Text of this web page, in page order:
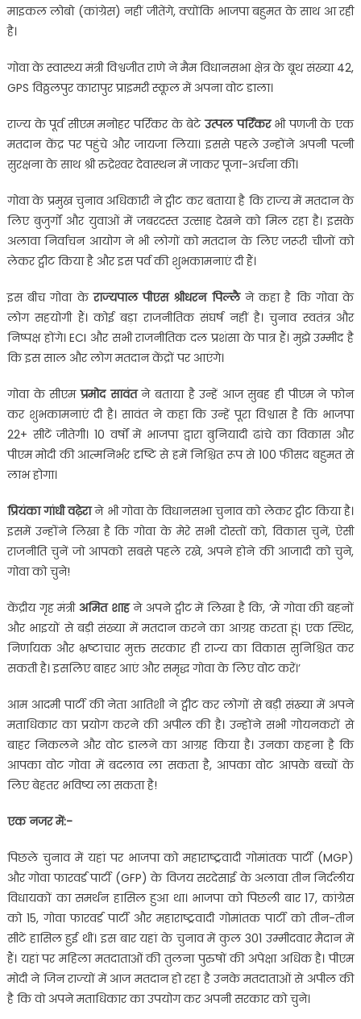
माइकल लोबो (कांग्रेस) नहीं जीतेंगे, क्योंकि भाजपा बहुमत के साथ आ रही
है।
गोवा के स्वास्थ्य मंत्री विश्वजीत राणे ने मैम विधानसभा क्षेत्र के बूथ संख्या 42,
GPS विठ्ठलपुर कारापुर प्राइमरी स्कूल में अपना वोट डाला।
राज्‍य के पूर्व सीएम मनोहर पर्रिकर के बेटेउत्‍पल पर्रिकरभी पणजी के एक
मतदान केंद्र पर पहुंचे और जायजा लिया। इससे पहले उन्‍होंने अपनी पत्‍नी
सुरक्षना के साथ श्री रुद्रेश्‍वर देवास्‍थन में जाकर पूजा-अर्चना की।
गोवा के प्रमुख चुनाव अधिकारी ने ट्वीट कर बताया है कि राज्‍य में मतदान के
लिए बुजुर्गों और युवाओं में जबरदस्‍त उत्‍साह देखने को मिल रहा है। इसके
अलावा निर्वाचन आयोग ने भी लोगों को मतदान के लिए जरूरी चीजों को
लेकर ट्वीट किया है और इस पर्व की शुभकामनाएं दी हैं।
इस बीच गोवा केराज्‍यपाल पीएस श्रीधरन पिल्‍लैने कहा है कि गोवा के
लोग सहयोगी हैं। कोई बड़ा राजनीतिक संघर्ष नहीं है। चुनाव स्वतंत्र और
निष्पक्ष होंगे। ECI और सभी राजनीतिक दल प्रशंसा के पात्र हैं। मुझे उम्मीद है
कि इस साल और लोग मतदान केंद्रों पर आएंगे।
गोवा के सीएमप्रमोद सावंतने बताया है उन्‍हें आज सुबह ही पीएम ने फोन
कर शुभकामनाएं दी है। सावंत ने कहा कि उन्‍हें पूरा विश्वास है कि भाजपा
22+ सीटें जीतेगी। 10 वर्षों में भाजपा द्वारा बुनियादी ढांचे का विकास और
पीएम मोदी की आत्मनिर्भर दृष्टि से हमें निश्चित रूप से 100 फीसद बहुमत से
लाभ होगा।
प्रियंका गांधी वढ़ेराने भी गोवा के विधानसभा चुनाव को लेकर ट्वीट किया है।
इसमें उन्‍होंंने लिखा है कि गोवा के मेरे सभी दोस्तों को, विकास चुनें, ऐसी
राजनीति चुनें जो आपको सबसे पहले रखे, अपने होने की आजादी को चुने,
गोवा को चुने!
केंद्रीय गृह मंत्री अमित शाहने अपने ट्वीट में लिखा है कि, ‘मैं गोवा की बहनों
और भाइयों से बड़ी संख्या में मतदान करने का आग्रह करता हूं। एक स्थिर,
निर्णायक और भ्रष्टाचार मुक्त सरकार ही राज्य का विकास सुनिश्चित कर
सकती है। इसलिए बाहर आएं और समृद्ध गोवा के लिए वोट करें।’
आम आदमी पार्टी की नेता आतिशी ने ट्वीट कर लोगों से बड़ी संख्‍या में अपने
मताधिकार का प्रयोग करने की अपील की है। उन्‍होंने सभी गोयनकरों से
बाहर निकलने और वोट डालने का आग्रह किया है। उनका कहना है कि
आपका वोट गोवा में बदलाव ला सकता है, आपका वोट आपके बच्चों के
लिए बेहतर भविष्य ला सकता है!
एक नजर में:-
पिछले चुनाव में यहां पर भाजपा को महाराष्ट्रवादी गोमांतक पार्टी (MGP)
और गोवा फारवर्ड पार्टी (GFP) के विजय सरदेसाई के अलावा तीन निर्दलीय
विधायकों का समर्थन हासिल हुआ था। भाजपा को पिछली बार 17, कांग्रेस
को 15, गोवा फारवर्ड पार्टी और महाराष्ट्रवादी गोमांतक पार्टी को तीन-तीन
सीटें हासिल हुई थीं। इस बार यहां के चुनाव में कुल 301 उम्मीदवार मैदान में
हैं। यहां पर महिला मतदाताओं की तुलना पुरुषों की अपेक्षा अधिक है। पीएम
मोदी ने जिन राज्‍यों में आज मतदान हो रहा है उनके मतदाताओं से अपील की
है कि वो अपने मताधिकार का उपयोग कर अपनी सरकार को चुने।